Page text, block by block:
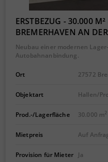
ERSTBEZUG - 30.000
BREMERHAVEN AN
Neubau einer modernen
Autobahnanbindung.
Ort 27572
Objektart Hallen/
Prod.-/Lagerfläche 30.000 m2
Mietpreis Auf
Provision für Mieter Ja